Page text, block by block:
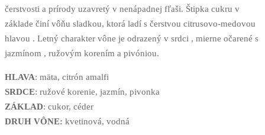
čerstvosti a prírody uzavretý v nenápadnej fľaši. Štipka cukru v
základe činí vôňu sladkou, ktorá ladí s čerstvou citrusovo-medovou
hlavou . Letný charakter vône je odrazený v srdci , mierne očarené s
jazmínom , ružovým korením a pivóniou.
HLAVA: mäta, citrón amalfi
SRDCE: ružové korenie, jazmín, pivonka
ZÁKLAD: cukor, céder
DRUH VÔNE: kvetinová, vodná